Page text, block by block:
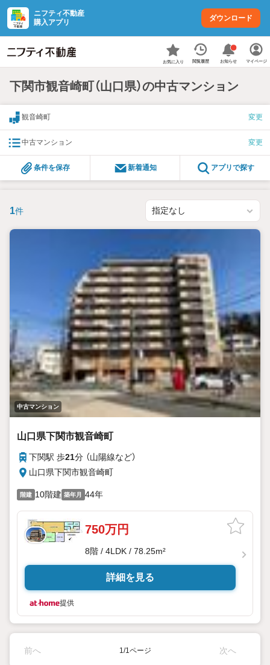
ニフティ不動産
購入アプリ
ダウンロード
お気に入り 閲覧履歴 お知らせ マイページ
下関市観音崎町（山口県）の中古マンション
観音崎町 変更
中古マンション 変更
条件を保存 新着通知 アプリで探す
1件
中古マンション
山口県下関市観音崎町
下関駅 歩21分 （山陽線など）
山口県下関市観音崎町
階建 10階建 築年月 44年
750万円
8階 / 4LDK / 78.25m²
詳細を見る
提供
前へ 1/1ページ 次へ